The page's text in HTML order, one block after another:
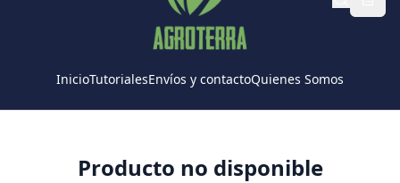
InicioTutorialesEnvíos y contactoQuienes Somos
Producto no disponible